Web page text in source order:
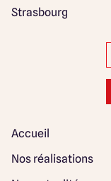
Strasbourg
Accueil
Nos réalisations